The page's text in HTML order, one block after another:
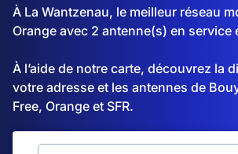
À La Wantzenau, le meilleur réseau
Orange avec 2 antenne(s) en service
À l’aide de notre carte, découvrez la
votre adresse et les antennes de
Free, Orange et SFR.